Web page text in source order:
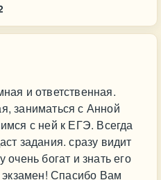
и ответственная.
заниматься с Анной
с ней к ЕГЭ. Всегда
задания. сразу видит
богат и знать его
Спасибо Вам